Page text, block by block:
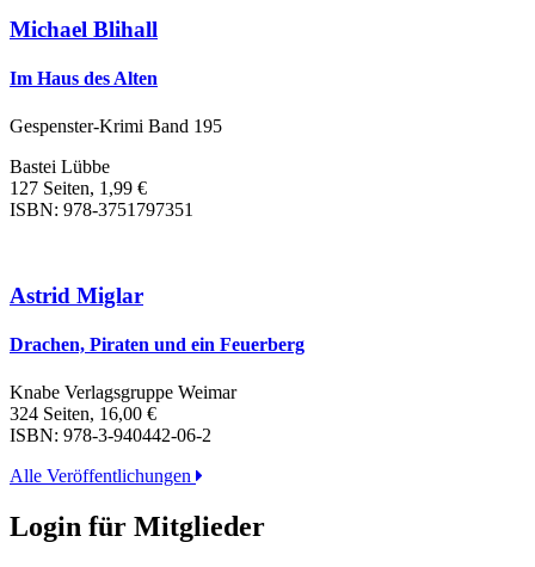
Michael Blihall
Im Haus des Alten
Gespenster-Krimi Band 195
Bastei Lübbe
127 Seiten, 1,99 €
ISBN: 978-3751797351
Astrid Miglar
Drachen, Piraten und ein Feuerberg
Knabe Verlagsgruppe Weimar
324 Seiten, 16,00 €
ISBN: 978-3-940442-06-2
Alle Veröffentlichungen
Login für Mitglieder